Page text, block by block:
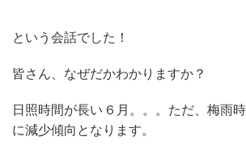
という会話でした！
皆さん、なぜだかわかりますか？
日照時間が長い６月。。。ただ、梅雨
に減少傾向となります。